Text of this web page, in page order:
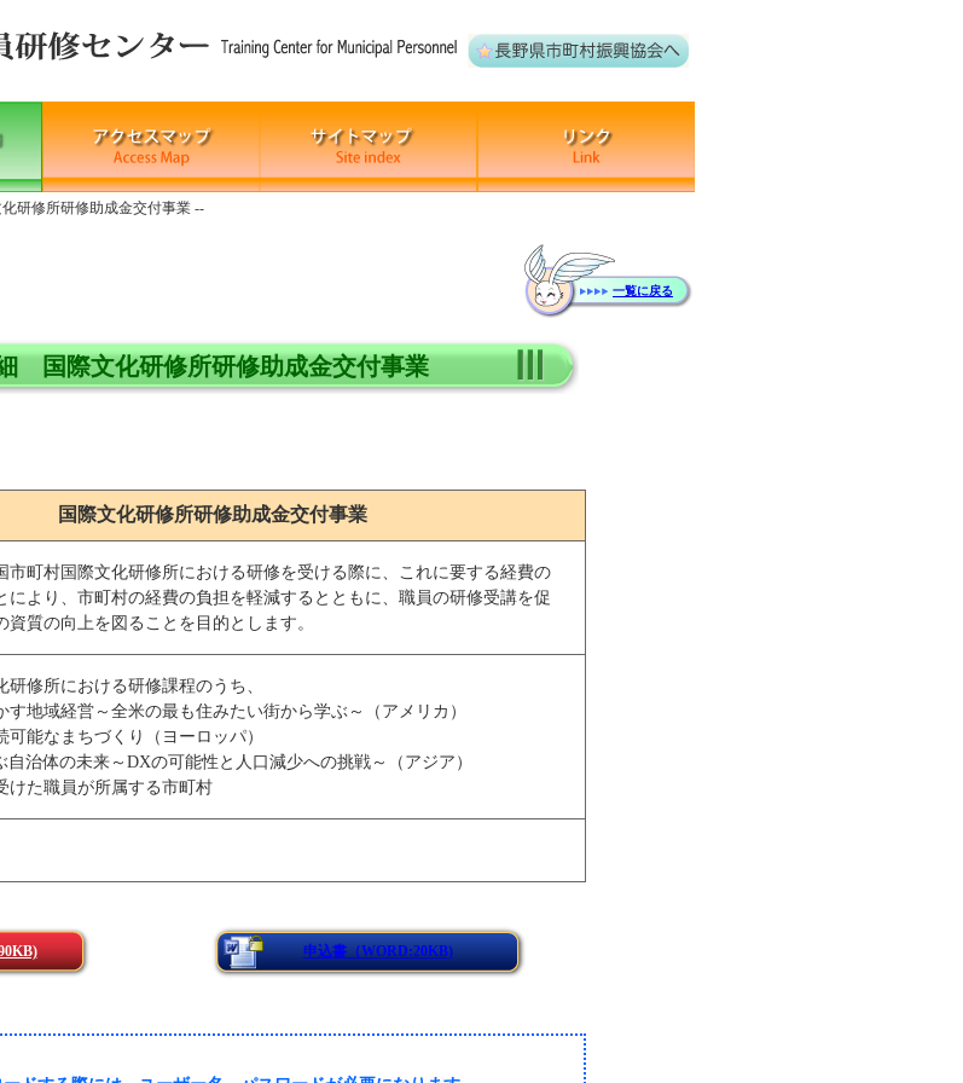
研修所研修助成金交付事業 --
一覧に戻る
国際文化研修所研修助成金交付事業
国際文化研修所研修助成金交付事業
市町村国際文化研修所における研修を受ける際に、これに要する経費の
により、市町村の経費の負担を軽減するとともに、職員の研修受講を促
資質の向上を図ることを目的とします。
研修所における研修課程のうち、
地域経営～全米の最も住みたい街から学ぶ～（アメリカ）
能なまちづくり（ヨーロッパ）
治体の未来～DXの可能性と人口減少への挑戦～（アジア）
けた職員が所属する市町村
申込書（WORD:20KB)